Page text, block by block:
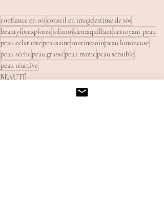
confiance en soiconseil en imageestime de soi
beautyforexplorerjolimoidemaquillantnettoyant peau
peau eclatantepeausaineroutinesoinpeau lumineuse
peau sèchepeau grassepeau mixtepeau sensible
peau réactive
BEAUTÉ